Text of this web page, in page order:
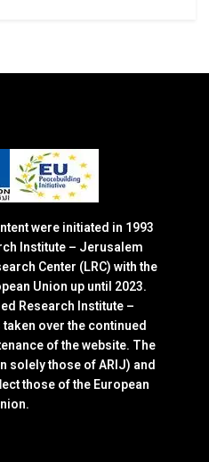
were initiated in 1993
Institute – Jerusalem
Center (LRC) with the
Union up until 2023.
Research Institute –
over the continued
of the website. The
solely those of ARIJ) and
those of the European